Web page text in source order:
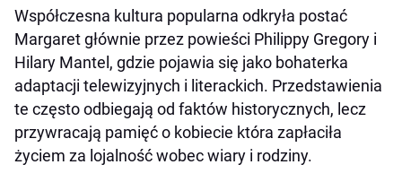
Współczesna kultura popularna odkryła postać
Margaret głównie przez powieści Philippy Gregory i
Hilary Mantel, gdzie pojawia się jako bohaterka
adaptacji telewizyjnych i literackich. Przedstawienia
te często odbiegają od faktów historycznych, lecz
przywracają pamięć o kobiecie która zapłaciła
życiem za lojalność wobec wiary i rodziny.